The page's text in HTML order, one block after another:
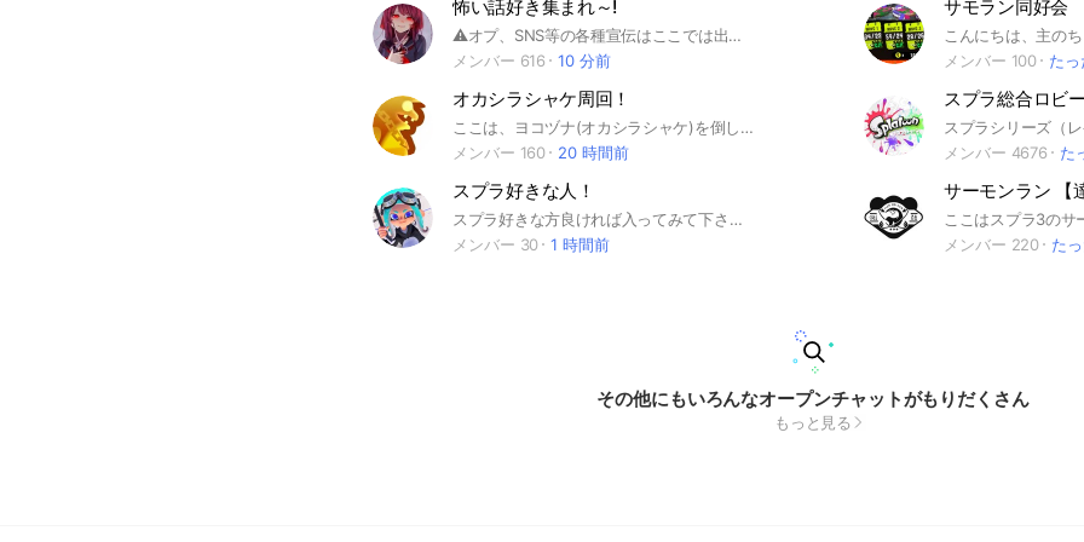
怖い話好き集まれ～!
⚠️オプ、SNS等の各種宣伝はここでは出来ません。SNS、連絡先交換の呼びかけ、チェーンメール（拡散希望系コピペ）も強制退会となります。怖い話はノートに書いてね！トークは雑談です♪ ⚠️参加したらまず、【大事なノート】を必ず確認して下さいね♪トーク量が多い為、通知対策はご自身でお願いしています♪ ⚠️大人の方は「子供も沢山いる」と言うことを忘れずに、手本となる利用の仕方になるようご配慮願います！ #怖い話 #不思議な話 #ホラー #心霊 #社会人 #学生 #雑談 #趣味 #仲間 #相談
メンバー 616
10 分前
サモラン同好会
メンバー 100
た
オカシラシャケ周回！
ここは、ヨコヅナ(オカシラシャケ)を倒しまくるオプチャです。 ↓やり方↓ このオプチャで募集し、4人集まったらフレコを交換してスタート。 WAVE1開始後、4人で即座に水没する。 (↑この方法でヨコヅナメーターを貯める。) ヨコヅナメーターが満タンになったら、WAVE3までクリアしてヨコヅナ戦へGO！ レートが下がるのが嫌な人はあまりお勧めしません カンストやエンジョイバイトの募集も可⭕️ なのでレートが下がったら一緒に上げよう👍 ディスコ鯖もあるのでボイチャしながらも出来ます。 入りたくない人・入れない人は入らなくても全然OK⭕️ ボイチャは聞き専でも⭕️ テキストチャットだけでも⭕️ 普通にバイトやりたい人(野良とやりたくない人)や、初心者でバイトがよく分からない人(教えて欲しい人)等も是非⭕️ 初心者さんからヨコヅナ討伐数がエグいバケモンの皆様まで色々居ます。(カンスト勢も居るよ) なので是非来てね〜 #スプラトゥーン3#スプラ3#Splatoon3#スプラトゥーン#スプラ#Splatoon#サーモンラン#サモラン#ヨコヅナ#オカシラシャケ#ヨコヅナ周回#タツ#タツ周回#ウロコ稼ぎ#オカシラ#バイト
メンバー 160
20 時間前
メンバー 4676
た
スプラ好きな人！
スプラ好きな方良ければ入ってみて下さい！ ガチ勢でもエンジョイ勢でも誰でも楽しめるところです。 バイト、プラベ、ガチマ、イベマなど一緒にやる仲間を見つけてみなイカい？ スプラ以外にも話したりしてるよ ライトク可⚪︎ よかったら気軽に入ってね！ 新規様大歓迎！！
メンバー 30
1 時間前
サーモンラン 【
メンバー 220
た
その他にもいろんなオープンチャットがもりだくさん
もっと見る